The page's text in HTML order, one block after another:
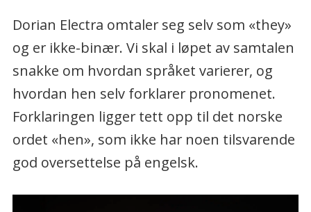
Dorian Electra omtaler seg selv som «they»
og er ikke-binær. Vi skal i løpet av samtalen
snakke om hvordan språket varierer, og
hvordan hen selv forklarer pronomenet.
Forklaringen ligger tett opp til det norske
ordet «hen», som ikke har noen tilsvarende
god oversettelse på engelsk.